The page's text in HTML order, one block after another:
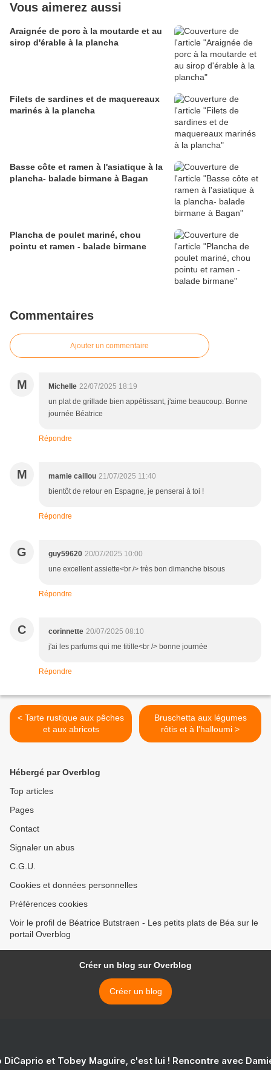
Vous aimerez aussi
Araignée de porc à la moutarde et au
sirop d'érable à la plancha
Filets de sardines et de maquereaux
marinés à la plancha
Basse côte et ramen à l'asiatique à la
plancha- balade birmane à Bagan
Plancha de poulet mariné, chou
pointu et ramen - balade birmane
Commentaires
Ajouter un commentaire
M Michelle 22/07/2025 18:19
un plat de grillade bien appétissant, j'aime beaucoup. Bonne
journée Béatrice
Répondre
M mamie caillou 21/07/2025 11:40
bientôt de retour en Espagne, je penserai à toi !
Répondre
G guy59620 20/07/2025 10:00
une excellent assiette<br /> très bon dimanche bisous
Répondre
C corinnette 20/07/2025 08:10
j'ai les parfums qui me titille<br /> bonne journée
Répondre
< Tarte rustique aux pêches
et aux abricots
Bruschetta aux légumes
rôtis et à l'halloumi >
Hébergé par Overblog
Top articles
Pages
Contact
Signaler un abus
C.G.U.
Cookies et données personnelles
Préférences cookies
Voir le profil de Béatrice Butstraen - Les petits plats de Béa sur le
portail Overblog
Créer un blog sur Overblog
Créer un blog
DiCaprio et Tobey Maguire, c'est lui ! Rencontre avec